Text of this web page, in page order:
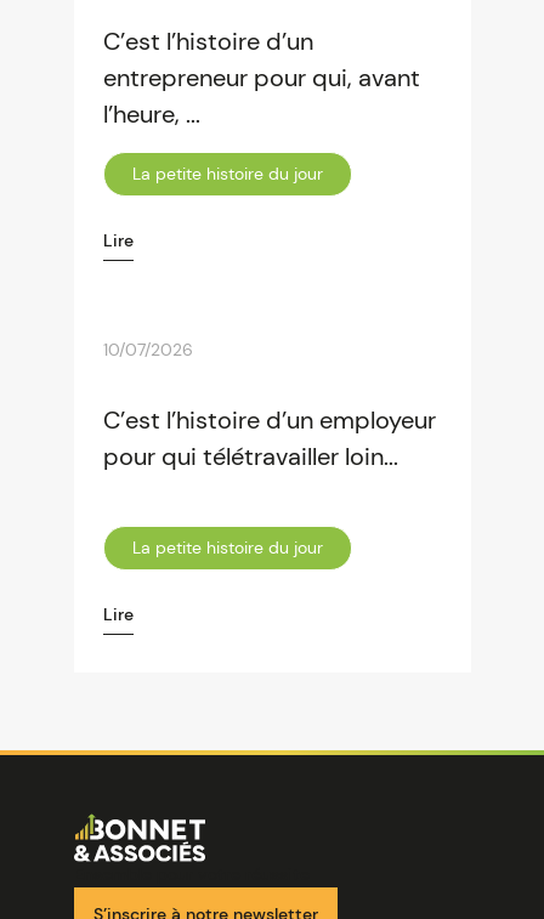
C’est l’histoire d’un
entrepreneur pour qui, avant
l’heure, ...
La petite histoire du jour
Lire
10/07/2026
C’est l’histoire d’un employeur
pour qui télétravailler loin...
La petite histoire du jour
Lire
Image
S’inscrire à notre newsletter